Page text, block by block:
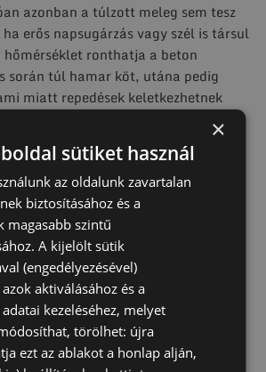
azonban a túlzott meleg sem tesz
erős napsugárzás vagy szél is társul
hőmérséklet ronthatja a beton
során túl hamar köt, utána pedig
miatt repedések keletkezhetnek
TALAJCSAVARRAL
hogy hónapokat csússzon a munka,
fel a száradás során, érdemes a
választani. A talajcsavarok az év
sem a csapadék, sem a fagy nem
mint a beton, viszont az idő
és azonnal terhelhetők. A téli
×
sütiket használ
az oldalunk zavartalan
biztosításához és a
magasabb szintű
A kijelölt sütik
(engedélyezésével)
aktiválásához és a
kezeléséhez, melyet
törölhet: újra
ezt az ablakot a honlap alján,